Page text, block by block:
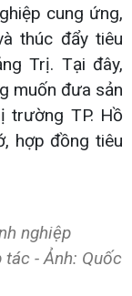
cung ứng,
thúc đẩy tiêu
Trị. Tại đây,
muốn đưa sản
trường TP. Hồ
hợp đồng tiêu
nghiệp
- Ảnh: Quốc